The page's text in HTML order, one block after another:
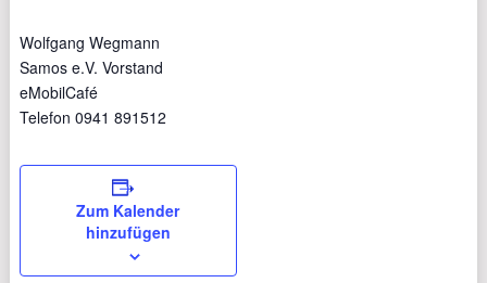
Wolfgang Wegmann
Samos e.V. Vorstand
eMobilCafé
Telefon 0941 891512
Zum Kalender
hinzufügen